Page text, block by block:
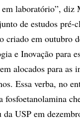
laboratório”, diz
de estudos pré-
criado em outubro
e Inovação para
alocados para as
Essa verba, no
fosfoetanolamina
USP em